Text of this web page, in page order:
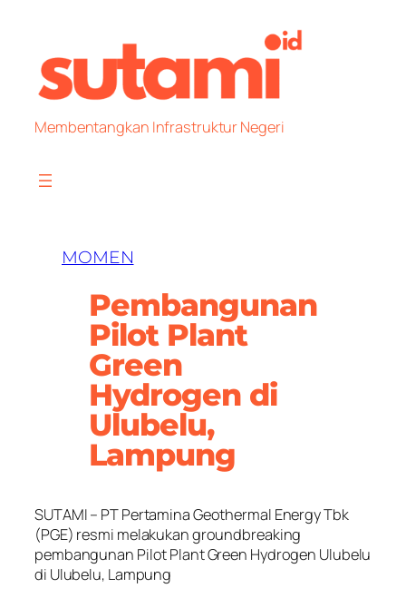
content
Membentangkan Infrastruktur Negeri
MOMEN
Pembangunan
Pilot Plant
Green
Hydrogen di
Ulubelu,
Lampung
SUTAMI – PT Pertamina Geothermal Energy Tbk
(PGE) resmi melakukan groundbreaking
pembangunan Pilot Plant Green Hydrogen Ulubelu
di Ulubelu, Lampung